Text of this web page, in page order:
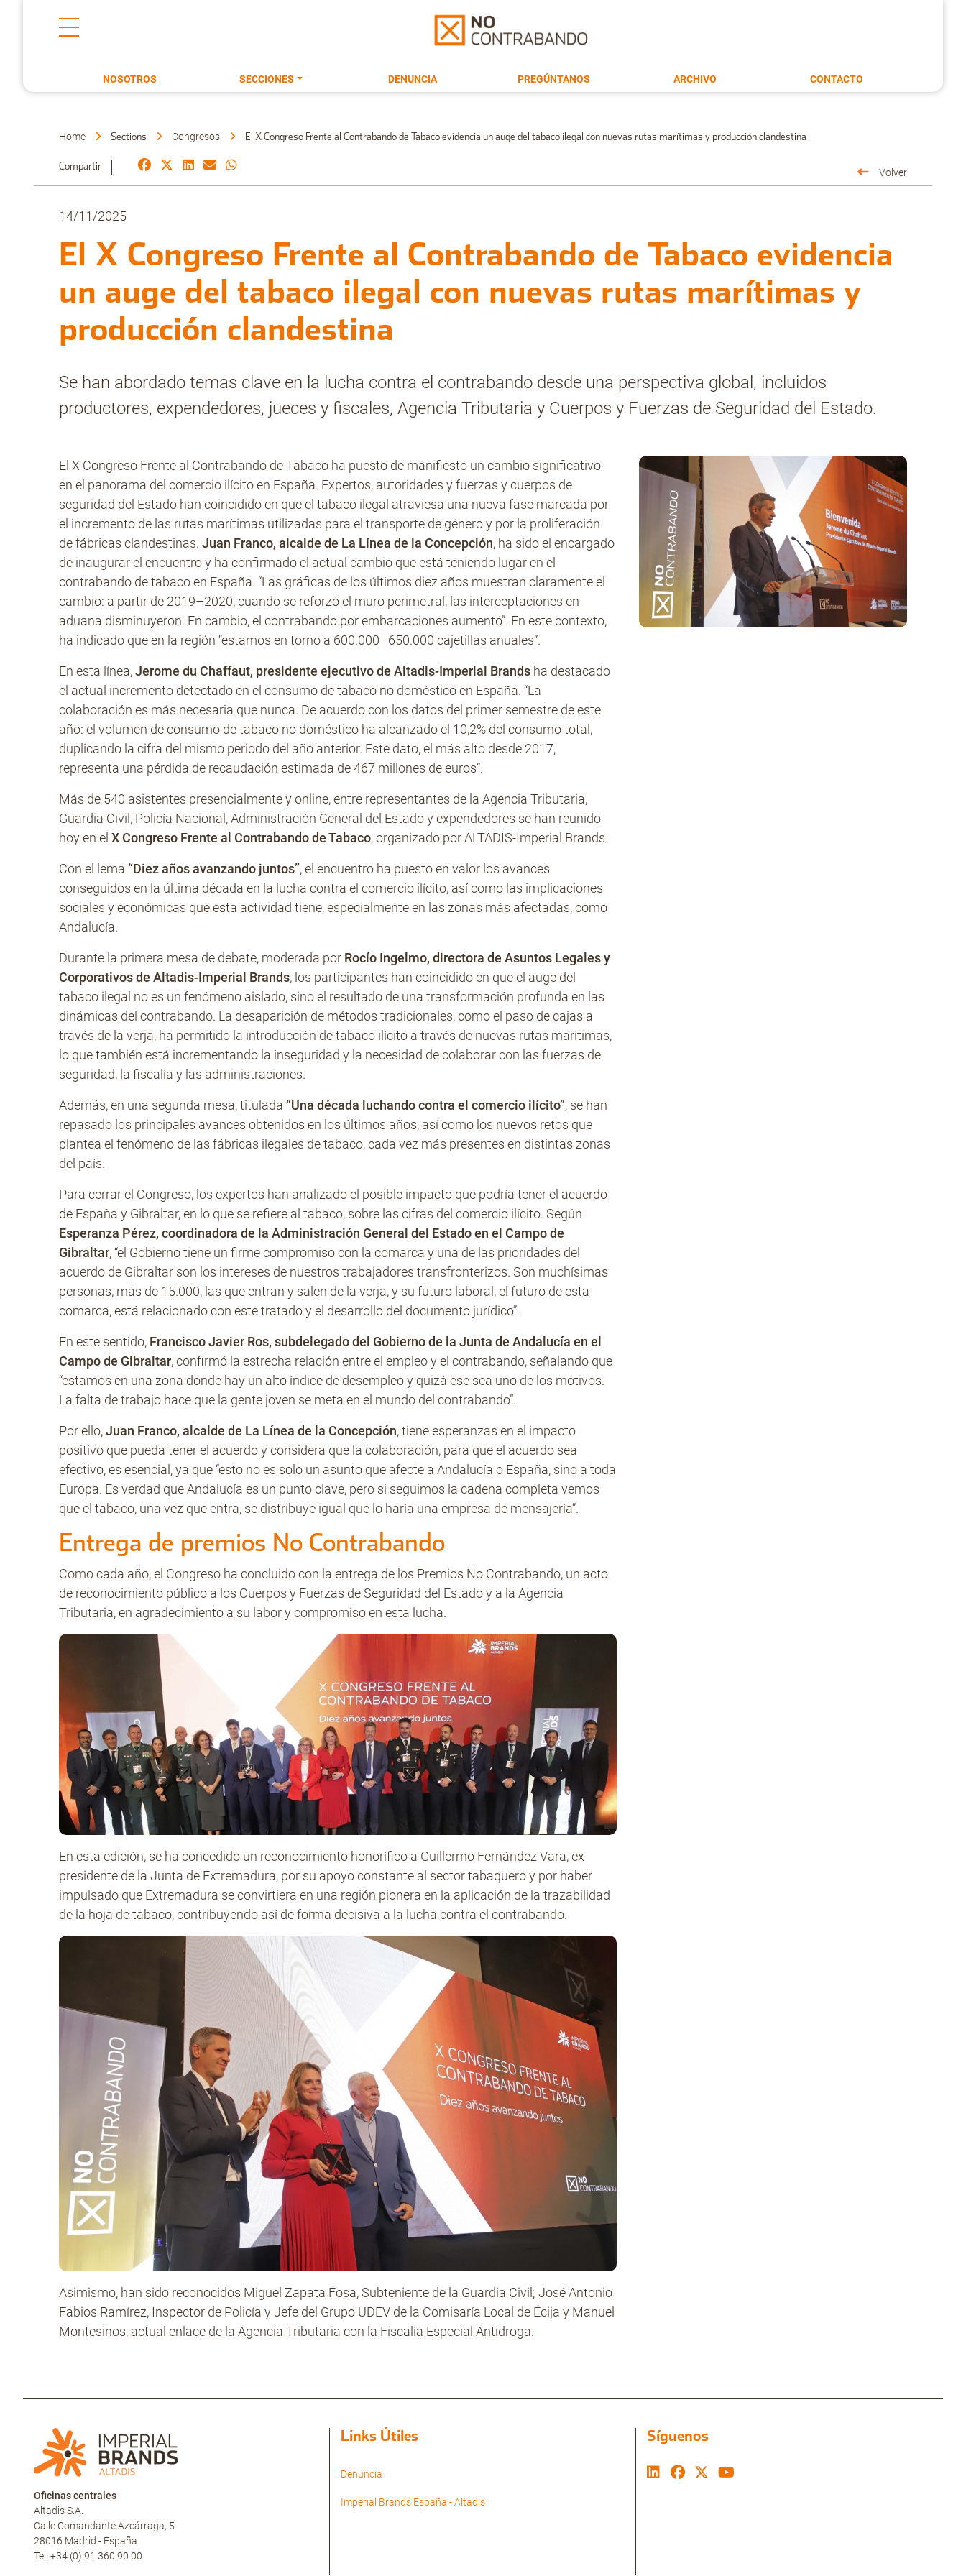
NOSOTROS SECCIONES DENUNCIA PREGÚNTANOS ARCHIVO CONTACTO
Home Sections Congresos El X Congreso Frente al Contrabando de Tabaco evidencia un auge del tabaco ilegal con nuevas rutas marítimas y producción clandestina
Compartir Volver
14/11/2025
El X Congreso Frente al Contrabando de Tabaco evidencia
un auge del tabaco ilegal con nuevas rutas marítimas y
producción clandestina
Se han abordado temas clave en la lucha contra el contrabando desde una perspectiva global, incluidos
productores, expendedores, jueces y fiscales, Agencia Tributaria y Cuerpos y Fuerzas de Seguridad del Estado.
El X Congreso Frente al Contrabando de Tabaco ha puesto de manifiesto un cambio significativo
en el panorama del comercio ilícito en España. Expertos, autoridades y fuerzas y cuerpos de
seguridad del Estado han coincidido en que el tabaco ilegal atraviesa una nueva fase marcada por
el incremento de las rutas marítimas utilizadas para el transporte de género y por la proliferación
de fábricas clandestinas. Juan Franco, alcalde de La Línea de la Concepción, ha sido el encargado
de inaugurar el encuentro y ha confirmado el actual cambio que está teniendo lugar en el
contrabando de tabaco en España. “Las gráficas de los últimos diez años muestran claramente el
cambio: a partir de 2019–2020, cuando se reforzó el muro perimetral, las interceptaciones en
aduana disminuyeron. En cambio, el contrabando por embarcaciones aumentó”. En este contexto,
ha indicado que en la región “estamos en torno a 600.000–650.000 cajetillas anuales”.
En esta línea,Jerome du Chaffaut, presidente ejecutivo de Altadis-Imperial Brands ha destacado
el actual incremento detectado en el consumo de tabaco no doméstico en España. “La
colaboración es más necesaria que nunca. De acuerdo con los datos del primer semestre de este
año: el volumen de consumo de tabaco no doméstico ha alcanzado el 10,2% del consumo total,
duplicando la cifra del mismo periodo del año anterior. Este dato, el más alto desde 2017,
representa una pérdida de recaudación estimada de 467 millones de euros”.
Más de 540 asistentes presencialmente y online, entre representantes de la Agencia Tributaria,
Guardia Civil, Policía Nacional, Administración General del Estado y expendedores se han reunido
hoy en el X Congreso Frente al Contrabando de Tabaco, organizado por ALTADIS-Imperial Brands.
Con el lema “Diez años avanzando juntos”, el encuentro ha puesto en valor los avances
conseguidos en la última década en la lucha contra el comercio ilícito, así como las implicaciones
sociales y económicas que esta actividad tiene, especialmente en las zonas más afectadas, como
Andalucía.
Durante la primera mesa de debate, moderada por Rocío Ingelmo, directora de Asuntos Legales y
Corporativos de Altadis-Imperial Brands, los participantes han coincidido en que el auge del
tabaco ilegal no es un fenómeno aislado, sino el resultado de una transformación profunda en las
dinámicas del contrabando. La desaparición de métodos tradicionales, como el paso de cajas a
través de la verja, ha permitido la introducción de tabaco ilícito a través de nuevas rutas marítimas,
lo que también está incrementando la inseguridad y la necesidad de colaborar con las fuerzas de
seguridad, la fiscalía y las administraciones.
Además, en una segunda mesa, titulada “Una década luchando contra el comercio ilícito”, se han
repasado los principales avances obtenidos en los últimos años, así como los nuevos retos que
plantea el fenómeno de las fábricas ilegales de tabaco, cada vez más presentes en distintas zonas
del país.
Para cerrar el Congreso, los expertos han analizado el posible impacto que podría tener el acuerdo
de España y Gibraltar, en lo que se refiere al tabaco, sobre las cifras del comercio ilícito. Según
Esperanza Pérez, coordinadora de la Administración General del Estado en el Campo de
Gibraltar, “el Gobierno tiene un firme compromiso con la comarca y una de las prioridades del
acuerdo de Gibraltar son los intereses de nuestros trabajadores transfronterizos. Son muchísimas
personas, más de 15.000, las que entran y salen de la verja, y su futuro laboral, el futuro de esta
comarca, está relacionado con este tratado y el desarrollo del documento jurídico”.
En este sentido, Francisco Javier Ros, subdelegado del Gobierno de la Junta de Andalucía en el
Campo de Gibraltar, confirmó la estrecha relación entre el empleo y el contrabando, señalando que
“estamos en una zona donde hay un alto índice de desempleo y quizá ese sea uno de los motivos.
La falta de trabajo hace que la gente joven se meta en el mundo del contrabando”.
Por ello,Juan Franco, alcalde de La Línea de la Concepción, tiene esperanzas en el impacto
positivo que pueda tener el acuerdo y considera que la colaboración, para que el acuerdo sea
efectivo, es esencial, ya que “esto no es solo un asunto que afecte a Andalucía o España, sino a toda
Europa. Es verdad que Andalucía es un punto clave, pero si seguimos la cadena completa vemos
que el tabaco, una vez que entra, se distribuye igual que lo haría una empresa de mensajería”.
Entrega de premios No Contrabando
Como cada año, el Congreso ha concluido con la entrega de los Premios No Contrabando, un acto
de reconocimiento público a los Cuerpos y Fuerzas de Seguridad del Estado y a la Agencia
Tributaria, en agradecimiento a su labor y compromiso en esta lucha.
En esta edición, se ha concedido un reconocimiento honorífico a Guillermo Fernández Vara, ex
presidente de la Junta de Extremadura, por su apoyo constante al sector tabaquero y por haber
impulsado que Extremadura se convirtiera en una región pionera en la aplicación de la trazabilidad
de la hoja de tabaco, contribuyendo así de forma decisiva a la lucha contra el contrabando.
Asimismo, han sido reconocidos Miguel Zapata Fosa, Subteniente de la Guardia Civil; José Antonio
Fabios Ramírez, Inspector de Policía y Jefe del Grupo UDEV de la Comisaría Local de Écija y Manuel
Montesinos, actual enlace de la Agencia Tributaria con la Fiscalía Especial Antidroga.
Oficinas centrales
Altadis S.A.
Calle Comandante Azcárraga, 5
28016 Madrid - España
Tel: +34 (0) 91 360 90 00
Links Útiles
Denuncia
Imperial Brands España - Altadis
Síguenos